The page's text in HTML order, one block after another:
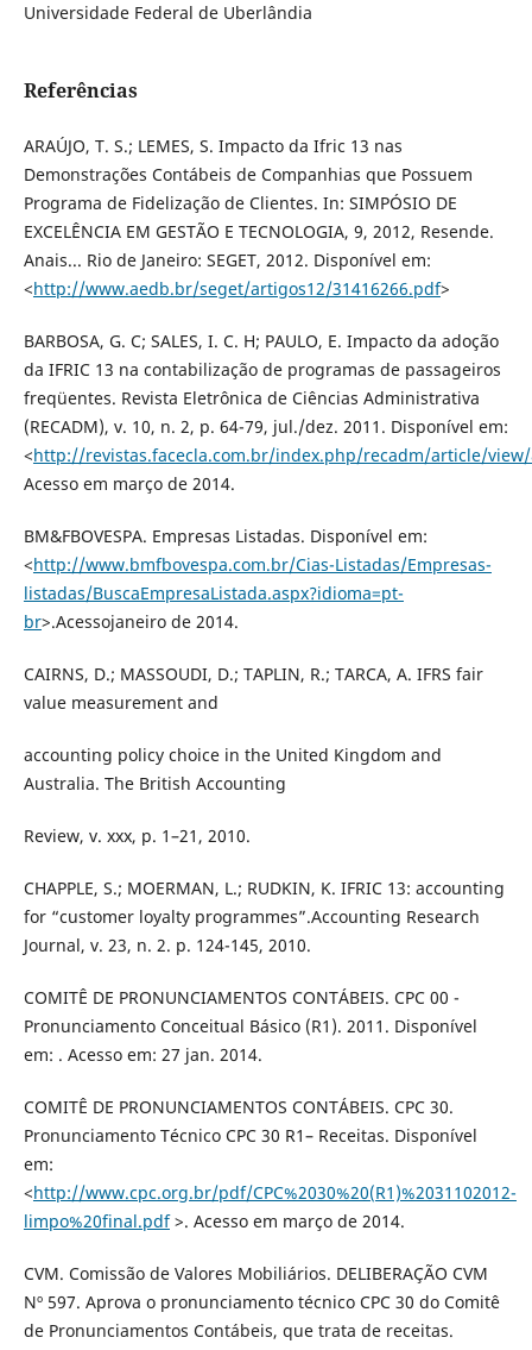
Universidade Federal de Uberlândia
Referências
ARAÚJO, T. S.; LEMES, S. Impacto da Ifric 13 nas
Demonstrações Contábeis de Companhias que Possuem
Programa de Fidelização de Clientes. In: SIMPÓSIO DE
EXCELÊNCIA EM GESTÃO E TECNOLOGIA, 9, 2012, Resende.
Anais... Rio de Janeiro: SEGET, 2012. Disponível em:
<http://www.aedb.br/seget/artigos12/31416266.pdf>
BARBOSA, G. C; SALES, I. C. H; PAULO, E. Impacto da adoção
da IFRIC 13 na contabilização de programas de passageiros
freqüentes. Revista Eletrônica de Ciências Administrativa
(RECADM), v. 10, n. 2, p. 64-79, jul./dez. 2011. Disponível em:
<http://revistas.facecla.com.br/index.php/recadm/article/
Acesso em março de 2014.
BM&FBOVESPA. Empresas Listadas. Disponível em:
<http://www.bmfbovespa.com.br/Cias-Listadas/Empresas-
listadas/BuscaEmpresaListada.aspx?idioma=pt-
br>.Acessojaneiro de 2014.
CAIRNS, D.; MASSOUDI, D.; TAPLIN, R.; TARCA, A. IFRS fair
value measurement and
accounting policy choice in the United Kingdom and
Australia. The British Accounting
Review, v. xxx, p. 1–21, 2010.
CHAPPLE, S.; MOERMAN, L.; RUDKIN, K. IFRIC 13: accounting
for “customer loyalty programmes”.Accounting Research
Journal, v. 23, n. 2. p. 124-145, 2010.
COMITÊ DE PRONUNCIAMENTOS CONTÁBEIS. CPC 00 -
Pronunciamento Conceitual Básico (R1). 2011. Disponível
em: . Acesso em: 27 jan. 2014.
COMITÊ DE PRONUNCIAMENTOS CONTÁBEIS. CPC 30.
Pronunciamento Técnico CPC 30 R1– Receitas. Disponível
em:
<http://www.cpc.org.br/pdf/CPC%2030%20(R1)%2031102012-
limpo%20final.pdf>. Acesso em março de 2014.
CVM. Comissão de Valores Mobiliários. DELIBERAÇÃO CVM
Nº 597. Aprova o pronunciamento técnico CPC 30 do Comitê
de Pronunciamentos Contábeis, que trata de receitas.